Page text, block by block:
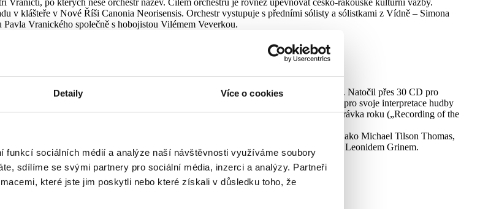
Detaily Více o cookies
funkcí sociálních médií a analýze naší návštěvnosti využíváme soubory
sdílíme se svými partnery pro sociální média, inzerci a analýzy. Partneři
které jste jim poskytli nebo které získali v důsledku toho, že
v klášteře v Nové Říši Canonia Neorisensis. Orchestr vystupuje s předními sólisty a sólistkami z Vídně – Simona
Vranického společně s hobojistou Vilémem Veverkou.
k nejvyhledávanějším českým dirigentům na světovém gramofonovém trhu. Natočil přes 30 CD pro
Itálie, Indie a řady dalších zemí. Světovými společnostmi je vyhledáván zejména pro svoje interpretace hudby
2 x „Nahrávka týdne“ („Album of the week“) pro stanici WQXR v New Yorku, Nahrávka roku („Recording of the
pražské AMU. Svá studia si rozšířil na řadě mistrovských kurzů u osobností jako Michael Tilson Thomas,
Achim Holub. Je absolventem International Järvi Academy – masterclass s Leonidem Grinem.